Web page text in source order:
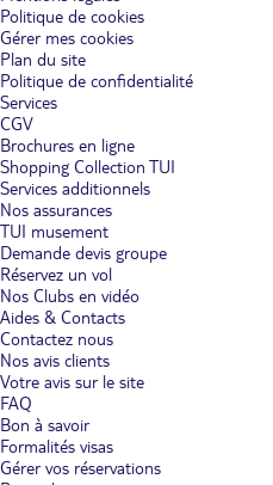
Politique de cookies
Gérer mes cookies
Plan du site
Politique de confidentialité
Services
CGV
Brochures en ligne
Shopping Collection TUI
Services additionnels
Nos assurances
TUI musement
Demande devis groupe
Réservez un vol
Nos Clubs en vidéo
Aides & Contacts
Contactez nous
Nos avis clients
Votre avis sur le site
FAQ
Bon à savoir
Formalités visas
Gérer vos réservations